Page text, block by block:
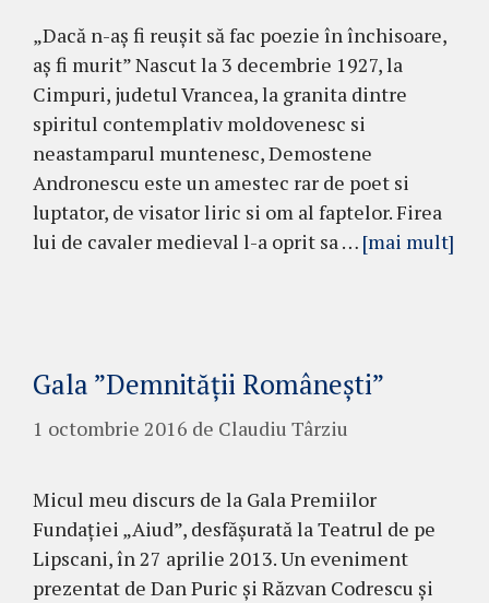
„Dacă n-aș fi reușit să fac poezie în închisoare,
aș fi murit” Nascut la 3 decembrie 1927, la
Cimpuri, judetul Vrancea, la granita dintre
spiritul contemplativ moldovenesc si
neastamparul muntenesc, Demostene
Andronescu este un amestec rar de poet si
luptator, de visator liric si om al faptelor. Firea
lui de cavaler medieval l-a oprit sa … [mai mult]
Gala ”Demnității Românești”
1 octombrie 2016 de Claudiu Târziu
Micul meu discurs de la Gala Premiilor
Fundaţiei „Aiud”, desfășurată la Teatrul de pe
Lipscani, în 27 aprilie 2013. Un eveniment
prezentat de Dan Puric şi Răzvan Codrescu și